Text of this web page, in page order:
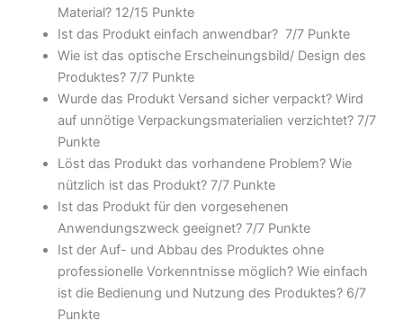
Material? 12/15 Punkte
Ist das Produkt einfach anwendbar? 7/7 Punkte
Wie ist das optische Erscheinungsbild/ Design des
Produktes? 7/7 Punkte
Wurde das Produkt Versand sicher verpackt? Wird
auf unnötige Verpackungsmaterialien verzichtet? 7/7
Punkte
Löst das Produkt das vorhandene Problem? Wie
nützlich ist das Produkt? 7/7 Punkte
Ist das Produkt für den vorgesehenen
Anwendungszweck geeignet? 7/7 Punkte
Ist der Auf- und Abbau des Produktes ohne
professionelle Vorkenntnisse möglich? Wie einfach
ist die Bedienung und Nutzung des Produktes? 6/7
Punkte